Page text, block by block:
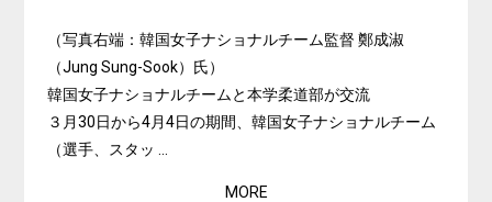
（写真右端：韓国女子ナショナルチーム監督 鄭成淑
（Jung Sung-Sook）氏）
韓国女子ナショナルチームと本学柔道部が交流
３月30日から4月4日の期間、韓国女子ナショナルチーム
（選手、スタッ ...
MORE